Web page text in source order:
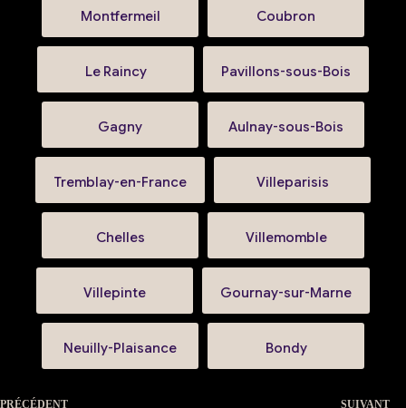
Montfermeil Coubron
Le Raincy Pavillons-sous-Bois
Gagny Aulnay-sous-Bois
Tremblay-en-France Villeparisis
Chelles Villemomble
Villepinte Gournay-sur-Marne
Neuilly-Plaisance Bondy
PRÉCÉDENT SUIVANT